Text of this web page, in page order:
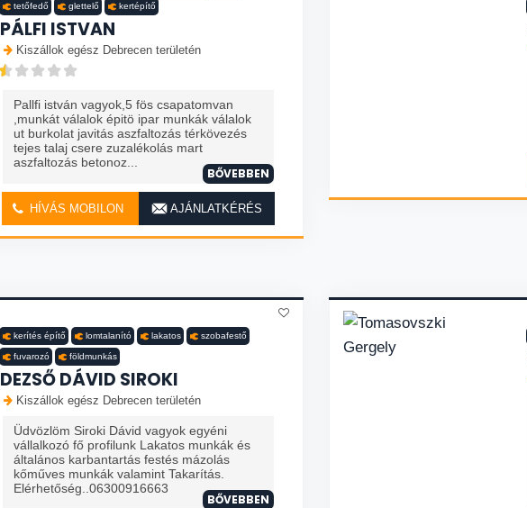
tetőfedő glettelő kertépítő
PÁLFI ISTVAN
Kiszállok egész Debrecen területén
Pallfi istván vagyok,5 fös csapatomvan
,munkát válalok épitö ipar munkák válalok
ut burkolat javitás aszfaltozás térkövezés
tejes talaj csere zuzalékolás mart
aszfaltozás betonoz...
BŐVEBBEN
HÍVÁS MOBILON AJÁNLATKÉRÉS
kerítés építő lomtalanító lakatos szobafestő
fuvarozó földmunkás
DEZSŐ DÁVID SIROKI
Kiszállok egész Debrecen területén
Üdvözlöm Siroki Dávid vagyok egyéni
vállalkozó fő profilunk Lakatos munkák és
általános karbantartás festés mázolás
kőműves munkák valamint Takarítás.
Elérhetőség..06300916663
BŐVEBBEN